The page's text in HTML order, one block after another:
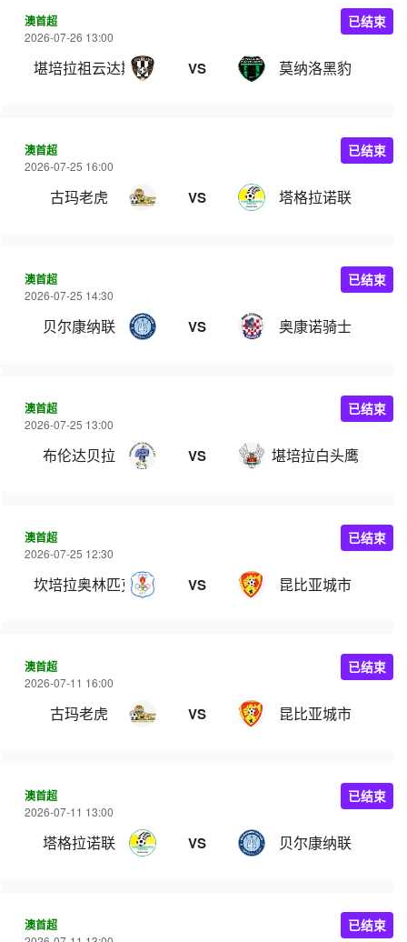
澳首超
2026-07-26 13:00
堪培拉祖云达斯 VS 莫纳洛黑豹
已结束
澳首超
2026-07-25 16:00
古玛老虎 VS 塔格拉诺联
已结束
澳首超
2026-07-25 14:30
贝尔康纳联 VS 奥康诺骑士
已结束
澳首超
2026-07-25 13:00
布伦达贝拉 VS 堪培拉白头鹰
已结束
澳首超
2026-07-25 12:30
坎培拉奥林匹克 VS 昆比亚城市
已结束
澳首超
2026-07-11 16:00
古玛老虎 VS 昆比亚城市
已结束
澳首超
2026-07-11 13:00
塔格拉诺联 VS 贝尔康纳联
已结束
澳首超 已结束